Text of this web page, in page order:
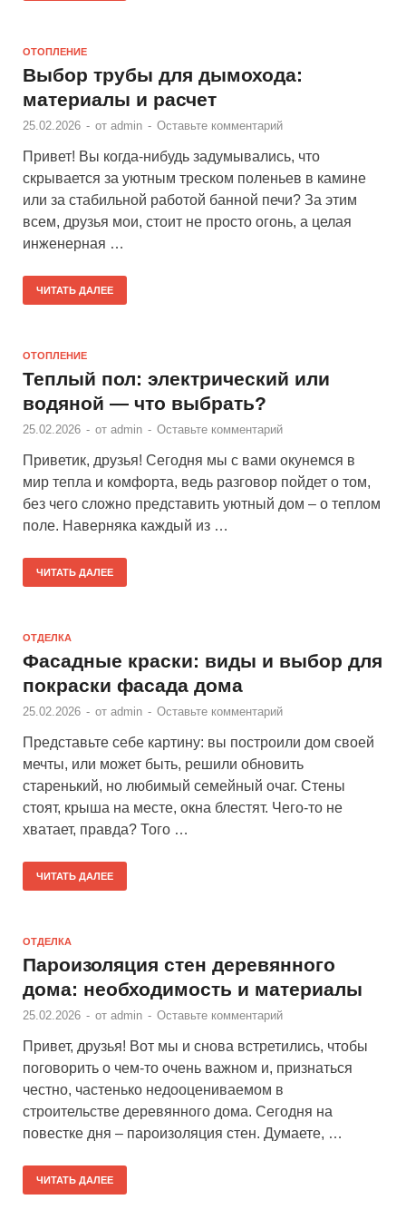
ОТОПЛЕНИЕ
Выбор трубы для дымохода:
материалы и расчет
25.02.2026 - от admin - Оставьте комментарий
Привет! Вы когда-нибудь задумывались, что
скрывается за уютным треском поленьев в камине
или за стабильной работой банной печи? За этим
всем, друзья мои, стоит не просто огонь, а целая
инженерная …
ЧИТАТЬ ДАЛЕЕ
ОТОПЛЕНИЕ
Теплый пол: электрический или
водяной — что выбрать?
25.02.2026 - от admin - Оставьте комментарий
Приветик, друзья! Сегодня мы с вами окунемся в
мир тепла и комфорта, ведь разговор пойдет о том,
без чего сложно представить уютный дом – о теплом
поле. Наверняка каждый из …
ЧИТАТЬ ДАЛЕЕ
ОТДЕЛКА
Фасадные краски: виды и выбор для
покраски фасада дома
25.02.2026 - от admin - Оставьте комментарий
Представьте себе картину: вы построили дом своей
мечты, или может быть, решили обновить
старенький, но любимый семейный очаг. Стены
стоят, крыша на месте, окна блестят. Чего-то не
хватает, правда? Того …
ЧИТАТЬ ДАЛЕЕ
ОТДЕЛКА
Пароизоляция стен деревянного
дома: необходимость и материалы
25.02.2026 - от admin - Оставьте комментарий
Привет, друзья! Вот мы и снова встретились, чтобы
поговорить о чем-то очень важном и, признаться
честно, частенько недооцениваемом в
строительстве деревянного дома. Сегодня на
повестке дня – пароизоляция стен. Думаете, …
ЧИТАТЬ ДАЛЕЕ